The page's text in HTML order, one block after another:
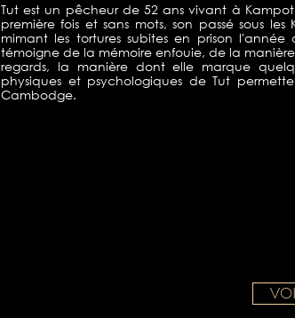
Tut est un pêcheur de 52 ans vivant à
première fois et sans mots, son passé sous
mimant les tortures subites en prison
témoigne de la mémoire enfouie, de la
regards, la manière dont elle marque
physiques et psychologiques de Tut
Cambodge.